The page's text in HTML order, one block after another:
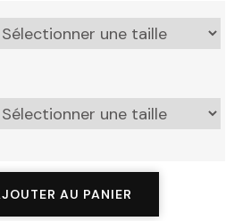
AU PANIER